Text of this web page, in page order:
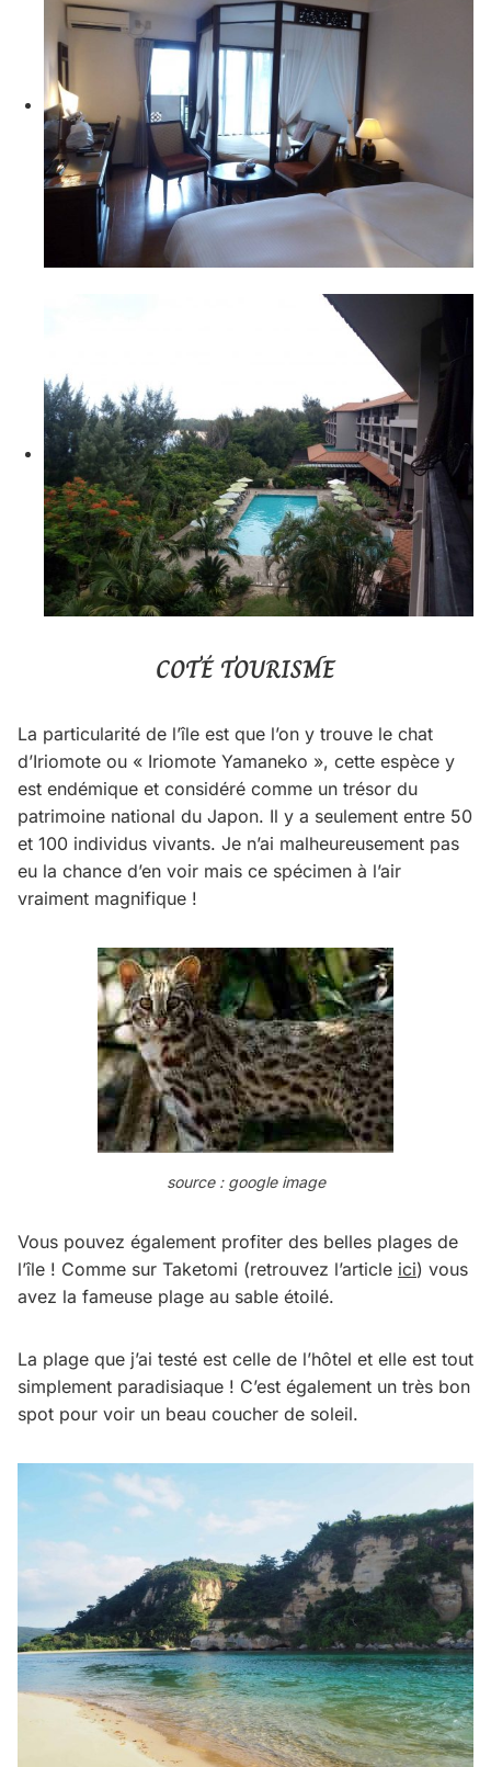
COTÉ TOURISME
La particularité de l’île est que l’on y trouve le chat
d’Iriomote ou « Iriomote Yamaneko », cette espèce y
est endémique et considéré comme un trésor du
patrimoine national du Japon. Il y a seulement entre 50
et 100 individus vivants. Je n’ai malheureusement pas
eu la chance d’en voir mais ce spécimen à l’air
vraiment magnifique !
source : google image
Vous pouvez également profiter des belles plages de
l’île ! Comme sur Taketomi (retrouvez l’article ici) vous
avez la fameuse plage au sable étoilé.
La plage que j’ai testé est celle de l’hôtel et elle est tout
simplement paradisiaque ! C’est également un très bon
spot pour voir un beau coucher de soleil.